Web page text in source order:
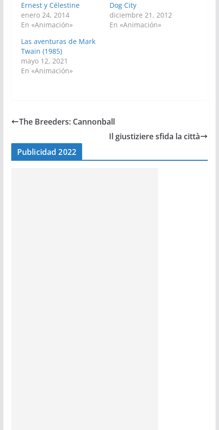
Ernest y Célestine
enero 24, 2014
En «Animación»
Dog City
diciembre 21, 2012
En «Animación»
Las aventuras de Mark
Twain (1985)
mayo 12, 2021
En «Animación»
The Breeders: Cannonball
Il giustiziere sfida la città
Publicidad 2022